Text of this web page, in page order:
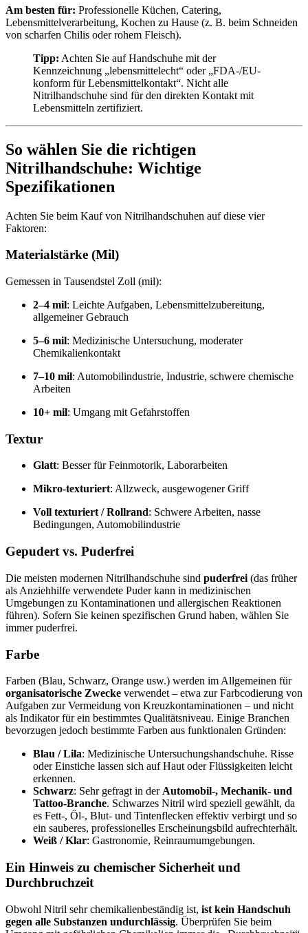
Am besten für: Professionelle Küchen, Catering,
Lebensmittelverarbeitung, Kochen zu Hause (z. B. beim Schneiden
von scharfen Chilis oder rohem Fleisch).
Tipp: Achten Sie auf Handschuhe mit der
Kennzeichnung „lebensmittelecht“ oder „FDA-/EU-
konform für Lebensmittelkontakt“. Nicht alle
Nitrilhandschuhe sind für den direkten Kontakt mit
Lebensmitteln zertifiziert.
So wählen Sie die richtigen
Nitrilhandschuhe: Wichtige
Spezifikationen
Achten Sie beim Kauf von Nitrilhandschuhen auf diese vier
Faktoren:
Materialstärke (Mil)
Gemessen in Tausendstel Zoll (mil):
2–4 mil: Leichte Aufgaben, Lebensmittelzubereitung,
allgemeiner Gebrauch
5–6 mil: Medizinische Untersuchung, moderater
Chemikalienkontakt
7–10 mil: Automobilindustrie, Industrie, schwere chemische
Arbeiten
10+ mil: Umgang mit Gefahrstoffen
Textur
Glatt: Besser für Feinmotorik, Laborarbeiten
Mikro-texturiert: Allzweck, ausgewogener Griff
Voll texturiert / Rollrand: Schwere Arbeiten, nasse
Bedingungen, Automobilindustrie
Gepudert vs. Puderfrei
Die meisten modernen Nitrilhandschuhe sind puderfrei (das früher
als Anziehhilfe verwendete Puder kann in medizinischen
Umgebungen zu Kontaminationen und allergischen Reaktionen
führen). Sofern Sie keinen spezifischen Grund haben, wählen Sie
immer puderfrei.
Farbe
Farben (Blau, Schwarz, Orange usw.) werden im Allgemeinen für
organisatorische Zwecke verwendet – etwa zur Farbcodierung von
Aufgaben zur Vermeidung von Kreuzkontaminationen – und nicht
als Indikator für ein bestimmtes Qualitätsniveau. Einige Branchen
bevorzugen jedoch bestimmte Farben aus funktionalen Gründen:
Blau / Lila: Medizinische Untersuchungshandschuhe. Risse
oder Einstiche lassen sich auf Haut oder Flüssigkeiten leicht
erkennen.
Schwarz: Sehr gefragt in der Automobil-, Mechanik- und
Tattoo-Branche. Schwarzes Nitril wird speziell gewählt, da
es Fett-, Öl-, Blut- und Tintenflecken effektiv verbirgt und so
ein sauberes, professionelles Erscheinungsbild aufrechterhält.
Weiß / Klar: Gastronomie, Reinraumumgebungen.
Ein Hinweis zu chemischer Sicherheit und
Durchbruchzeit
Obwohl Nitril sehr chemikalienbeständig ist, ist kein Handschuh
gegen alle Substanzen undurchlässig. Überprüfen Sie beim